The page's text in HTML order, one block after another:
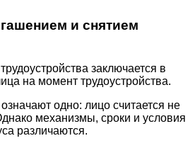
и снятием
заключается в
на момент трудоустройства.
одно: лицо считается не
механизмы, сроки и условия
различаются.